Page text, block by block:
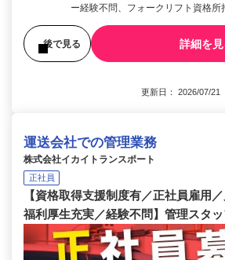
ー経験不問、フォークリフト資格所
後で見る 詳細を見
更新日： 2026/07/
運送会社での管理業務
株式会社イカイトランスポート
正社員
【資格取得支援制度有／正社員雇用
福利厚生充実／経験不問】管理スタッ